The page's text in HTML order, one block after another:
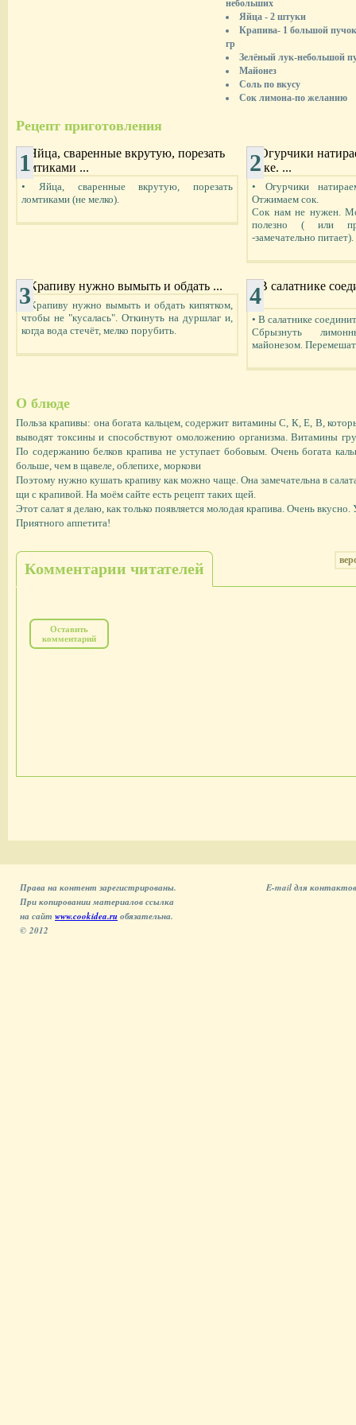
небольших
Яйца - 2 штуки
Крапива- 1 большой
гр
Зелёный лук-небольшой
Майонез
Соль по вкусу
Сок лимона-по желанию
Рецепт приготовления
1
• Яйца, сваренные вкрутую, порезать
ломтиками (не мелко).
2
• Огурчики
Отжимаем сок.
Сок нам не нужен.
полезно ( или
-замечательно питает).
3
• Крапиву нужно вымыть и обдать кипятком,
чтобы не "кусалась". Откинуть на дуршлаг и,
когда вода стечёт, мелко порубить.
4
• В салатнике
Сбрызнуть
майонезом.
О блюде
Польза крапивы: она богата кальцем, содержит витамины С, К, Е, В,
выводят токсины и способствуют омоложению организма. Витамины
По содержанию белков крапива не уступает бобовым. Очень богата
больше, чем в щавеле, облепихе, моркови
Поэтому нужно кушать крапиву как можно чаще. Она замечательна в
щи с крапивой. На моём сайте есть рецепт таких щей.
Этот салат я делаю, как только появляется молодая крапива. Очень вкусно.
Приятного аппетита!
Комментарии читателей
Оставить
комментарий
Права на контент зарегистрированы.
При копировании материалов ссылка
на сайт www.cookidea.ruобязательна.
© 2012
E-mail для